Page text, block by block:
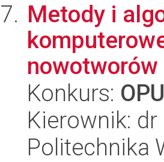
Metody i
Konkurs:
Kierownik:
Politechnika